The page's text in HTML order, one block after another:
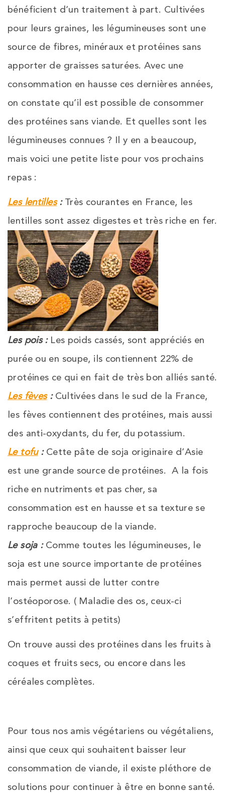
bénéficient d’un traitement à part. Cultivées
pour leurs graines, les légumineuses sont une
source de fibres, minéraux et protéines sans
apporter de graisses saturées. Avec une
consommation en hausse ces dernières années,
on constate qu’il est possible de consommer
des protéines sansviande. Et quelles sont les
légumineuses connues ? Il y en a beaucoup,
mais voici une petite liste pour vos prochains
repas :
Les lentilles:Très courantes en France, les
lentilles sont assez digestes et très riche en fer.
Les pois :Les poids cassés, sont appréciés en
purée ou en soupe, ils contiennent 22% de
protéines ce qui en fait de très bon alliés santé.
Les fèves:Cultivées dans le sud de la France,
les fèves contiennent des protéines, mais aussi
des anti-oxydants, du fer, du potassium.
Le tofu:Cette pâte de soja originaire d’Asie
est une grande source de protéines. A la fois
riche en nutriments et pas cher, sa
consommation est en hausse et sa texture se
rapproche beaucoup de la viande.
Le soja :Comme toutes les légumineuses, le
soja est une source importante de protéines
mais permet aussi de lutter contre
l’ostéoporose. ( Maladie des os, ceux-ci
s’effritent petits à petits)
On trouve aussi des protéines dans les fruits à
coques et fruits secs, ou encore dans les
céréales complètes.
Pour tous nos amis végétariens ou végétaliens,
ainsi que ceux qui souhaitent baisser leur
consommation de viande, il existe pléthore de
solutions pour continuer à être en bonne santé.